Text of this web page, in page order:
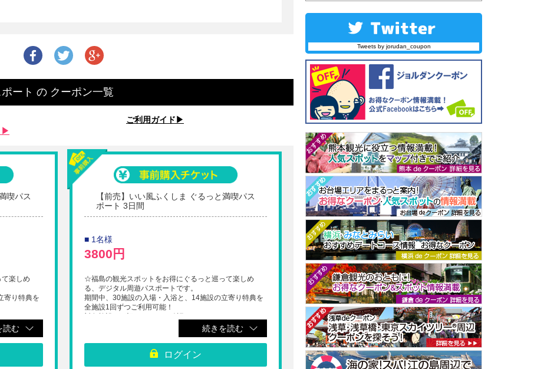
ート の クーポン一覧
▶︎
ご利用ガイド▶︎
喫パス
楽しめ
寄り特典を
算となりま
読む
【前売】いい風ふくしま ぐるっと満喫パス
ポート 3日間
■ 1名様
3800円
☆福島の観光スポットをお得にぐるっと巡って楽しめ
る、デジタル周遊パスポートです。
期間中、30施設の入場・入浴と、14施設の立寄り特典を
全施設1回ずつご利用可能！
https://www.excite-fukushima.com/passport#facilities
▼利用期間
※チケット有効期間は1施設目の利用日より起算となりま
す。
続きを読む
ログイン
Tweets by jorudan_coupon